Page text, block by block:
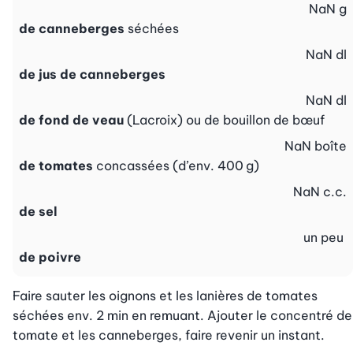
de canneberges séchées
NaN g
de jus de canneberges
NaN dl
de fond de veau (Lacroix) ou de bouillon de bœuf
NaN dl
de tomates concassées (d’env. 400 g)
NaN boîte
de sel
NaN c.c.
de poivre
un peu
Faire sauter les oignons et les lanières de tomates
séchées env. 2 min en remuant. Ajouter le concentré de
tomate et les canneberges, faire revenir un instant.